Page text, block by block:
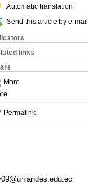
Automatic translation
Send this article by e-mail
links
More
Permalink